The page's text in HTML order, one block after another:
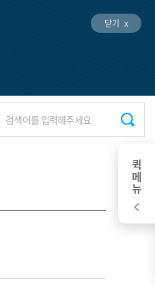
닫기 x
퀵메뉴